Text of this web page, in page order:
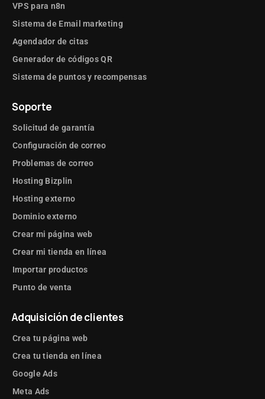
VPS para n8n
Sistema de Email marketing
Agendador de citas
Generador de códigos QR
Sistema de puntos y recompensas
Soporte
Solicitud de garantía
Configuración de correo
Problemas de correo
Hosting Bizplin
Hosting externo
Dominio externo
Crear mi página web
Crear mi tienda en línea
Importar productos
Punto de venta
Adquisición de clientes
Crea tu página web
Crea tu tienda en línea
Google Ads
Meta Ads